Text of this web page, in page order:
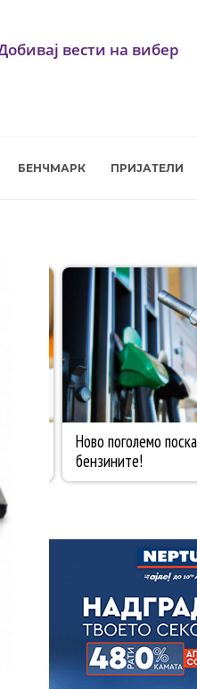
вести на вибер
БЕНЧМАРК ПРИЈАТЕЛИ